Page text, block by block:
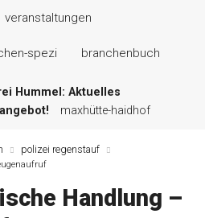
veranstaltungen
spezi branchenbuch
Hummel: Aktuelles
maxhütte-haidhof
u.v.m.!
kallmünz
Wochen-Speisekarte
Michel“ muss nun
polizei regenstauf
Handlung –